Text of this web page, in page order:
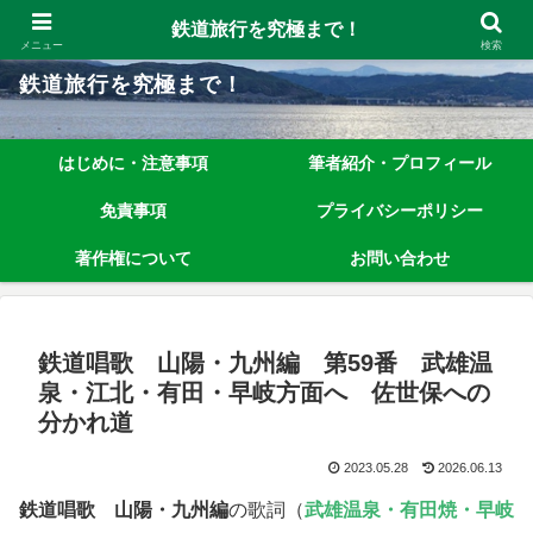
鉄道旅行を究極まで楽しむノウハウを、わかりやすく解説しています！
鉄道旅行を究極まで！
はじめに・注意事項 筆者紹介・プロフィール
免責事項 プライバシーポリシー
著作権について お問い合わせ
鉄道唱歌 山陽・九州編 第59番 武雄温
泉・江北・有田・早岐方面へ 佐世保への
分かれ道
2023.05.28 2026.06.13
鉄道唱歌 山陽・九州編の歌詞（武雄温泉・有田焼・早岐
メニュー
鉄道旅行を究極まで！
検索